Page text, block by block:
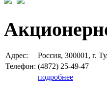
Адрес:
Россия, 300001, г.
Телефон: (4872) 25-49-47
подробнее